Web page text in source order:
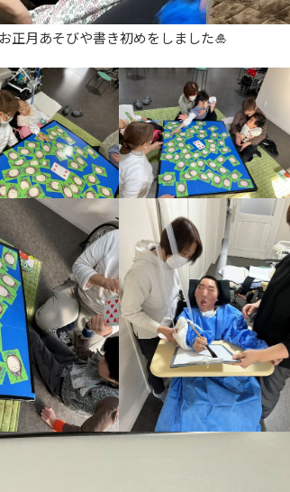
正月あそびや書き初めをしました🎍